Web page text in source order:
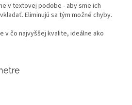
v textovej podobe - aby sme ich
Eliminujú sa tým možné chyby.
v čo najvyššej kvalite, ideálne ako